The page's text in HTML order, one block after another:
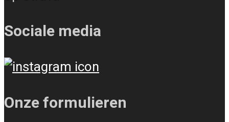
Sociale media
Onze formulieren